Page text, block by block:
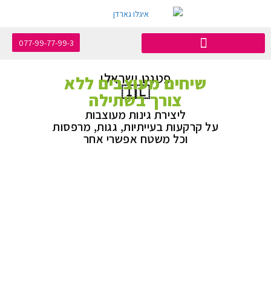
077-99-77-99-3
פטנט ישראלי
🇮🇱
שיחים מעוצבים ללא
צורך בשתילה
ליצירת גינות מעוצבות
על קרקעות בעייתיות, גגות, מרפסות
וכל משטח אפשרי אחר